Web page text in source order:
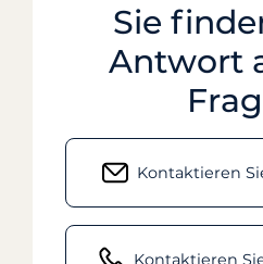
Sie
Antwort
Kontaktieren
Kontaktieren